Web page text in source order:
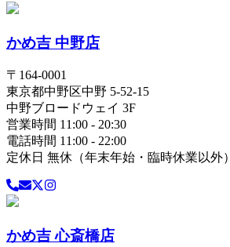
かめ吉 中野店
〒 164-0001
東京都中野区中野 5-52-15
中野ブロードウェイ 3F
営業時間 11:00 - 20:30
電話時間 11:00 - 22:00
定休日 無休（年末年始・臨時休業以外）
かめ吉 心斎橋店